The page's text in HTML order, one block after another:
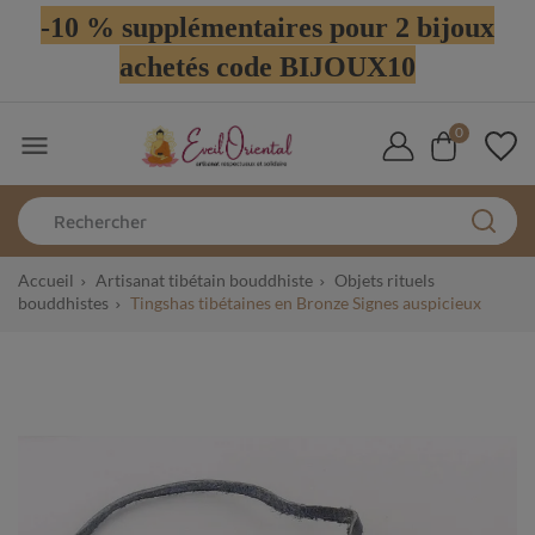
-10 % supplémentaires pour 2 bijoux
achetés code BIJOUX10
 0
Accueil Artisanat tibétain bouddhiste
Objets rituels
bouddhistes
Tingshas tibétaines en Bronze Signes auspicieux